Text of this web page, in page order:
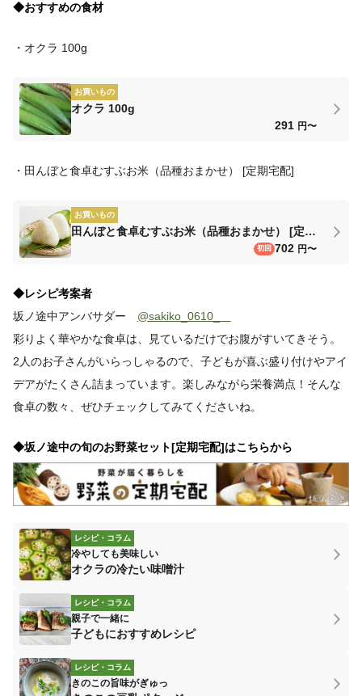
◆おすすめの食材
・オクラ 100g
お買いもの
オクラ 100g
291 円〜
・田んぼと食卓むすぶお米（品種おまかせ） [定期宅配]
お買いもの
田んぼと食卓むすぶお米（品種おまかせ） [定期宅配]
初回 702 円〜
◆レシピ考案者
坂ノ途中アンバサダー @sakiko_0610_
彩りよく華やかな食卓は、見ているだけでお腹がすいてきそう。
2人のお子さんがいらっしゃるので、子どもが喜ぶ盛り付けやアイ
デアがたくさん詰まっています。楽しみながら栄養満点！そんな
食卓の数々、ぜひチェックしてみてくださいね。
◆坂ノ途中の旬のお野菜セット[定期宅配]はこちらから
レシピ・コラム
冷やしても美味しい
オクラの冷たい味噌汁
レシピ・コラム
親子で一緒に
子どもにおすすめレシピ
レシピ・コラム
きのこの旨味がぎゅっ